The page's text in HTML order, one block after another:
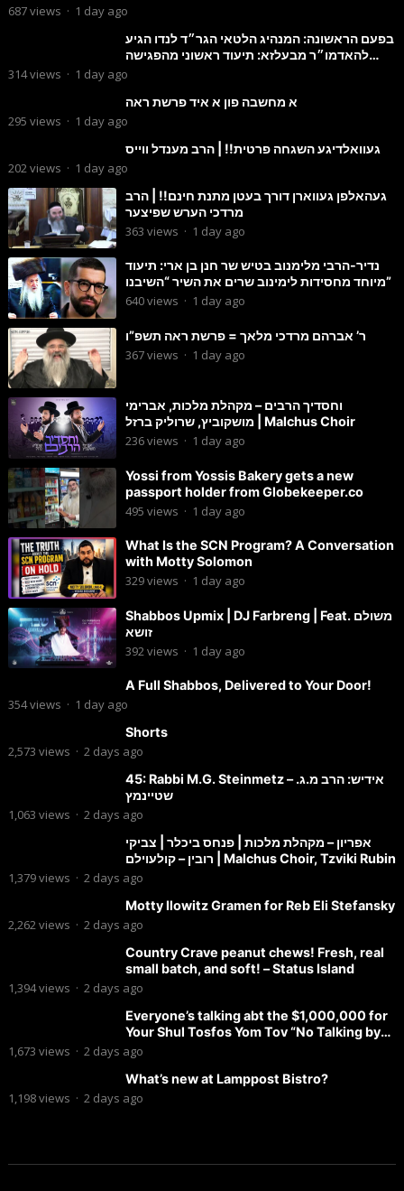
687views · 1 day ago
בפעם הראשונה: המנהיג הלטאי הגר״ד לנדו הגיע
להאדמו״ר מבעלזא: תיעוד ראשוני מהפגישה
הנדירה
314views · 1 day ago
א מחשבה פון א איד פרשת ראה
295 views · 1 day ago
געוואלדיגע השגחה פרטית!! | הרב מענדל ווייס
202views · 1 day ago
געהאלפן געווארן דורך בעטן מתנת חינם!! | הרב
מרדכי הערש שפיצער
363 views · 1 day ago
נדיר-הרבי מלימנוב בטיש שר חנן בן ארי: תיעוד
מיוחד מחסידות לימינוב שרים את השיר “השיבנו”
640views · 1 day ago
ר’ אברהם מרדכי מלאך = פרשת ראה תשפ”ו
367views · 1 day ago
וחסדיך הרבים – מקהלת מלכות, אברימי
מושקוביץ, שרוליק ברזל | Malchus Choir
236views · 1 day ago
Yossi from Yossis Bakery gets a new
passport holder from Globekeeper.co
495 views · 1 day ago
What Is the SCN Program? A Conversation
with Motty Solomon
329views · 1 day ago
Shabbos Upmix | DJ Farbreng | Feat. משולם
זושא
392views · 1 day ago
A Full Shabbos, Delivered to Your Door!
354views · 1 day ago
Shorts
2,573 views · 2 days ago
45: Rabbi M.G. Steinmetz – אידיש: הרב מ.ג.
שטיינמץ
1,063 views · 2 days ago
אפריון – מקהלת מלכות | פנחס ביכלר | צביקי
רובין – קולעוילם | Malchus Choir, Tzviki Rubin
1,379views · 2 days ago
Motty Ilowitz Gramen for Reb Eli Stefansky
2,262views · 2 days ago
Country Crave peanut chews! Fresh, real
small batch, and soft! – Status Island
1,394views · 2 days ago
Everyone’s talking abt the $1,000,000 for
Your Shul Tosfos Yom Tov “No Talking by
Davening” movement
1,673 views · 2 days ago
What’s new at Lamppost Bistro?
1,198views · 2 days ago